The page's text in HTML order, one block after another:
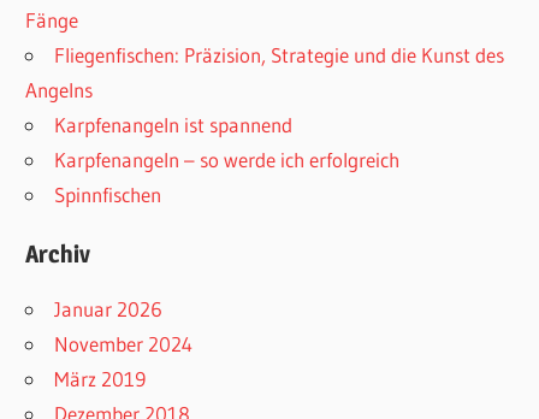
Fänge
Fliegenfischen: Präzision, Strategie und die Kunst des
Angelns
Karpfenangeln ist spannend
Karpfenangeln – so werde ich erfolgreich
Spinnfischen
Archiv
Januar 2026
November 2024
März 2019
Dezember 2018